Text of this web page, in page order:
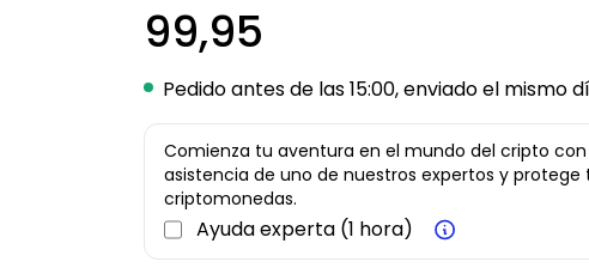
99,95
Pedido antes de las 15:00, enviado el mismo
Comienza tu aventura en el mundo del cripto con
asistencia de uno de nuestros expertos y protege
criptomonedas.
Ayuda experta (1 hora)